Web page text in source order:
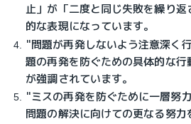
止」が「二度と同じ失敗を繰り
的な表現になっています。
"問題が再発しないよう注意深く
題の再発を防ぐための具体的な行
が強調されています。
"ミスの再発を防ぐために一層努
問題の解決に向けての更なる努力